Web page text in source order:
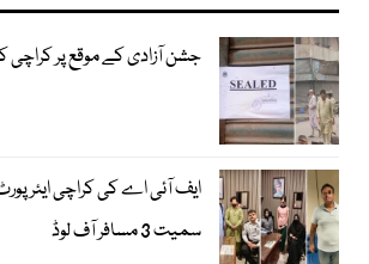
جشن آزادی کے موقع پر
ایف آئی اے کی کراچی ایئرپورٹ
سمیت 3 مسافر آف لوڈ